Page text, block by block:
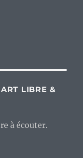
LIBRE &
à écouter.